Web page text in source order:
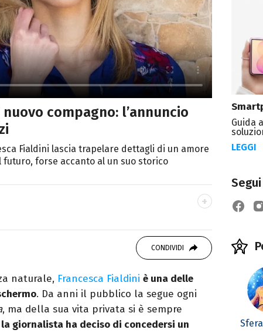
compagno: l’annuncio
Fialdini lascia trapelare dettagli di un amore
forse accanto al un suo storico
all'IED come Fashion Editor. Si
digitale, Giornalismo e Nuovi media
con alcune testate ed uffici stampa.
CONDIVIDI
naturale, Francesca Fialdini è una delle
. Da anni il pubblico la segue ogni
, ma della sua vita privata si è sempre
la giornalista ha deciso di concedersi un
Guida
LEGGI